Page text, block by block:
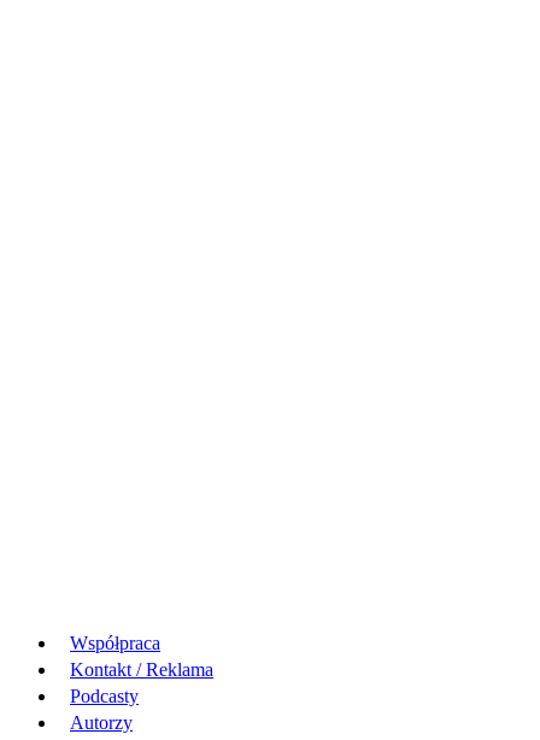
Współpraca
Kontakt / Reklama
Podcasty
Autorzy